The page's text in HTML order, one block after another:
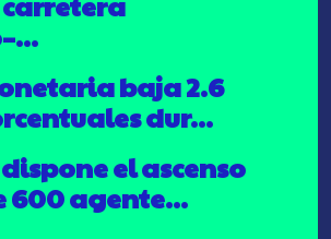
baja 2.6
dur...
el ascenso
600 agente...